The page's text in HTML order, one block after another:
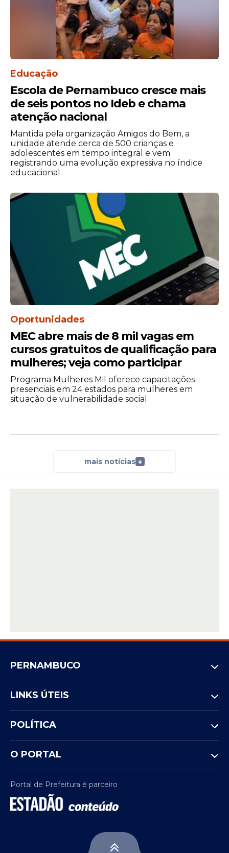
Educação
Escola de Pernambuco cresce mais
de seis pontos no Ideb e chama
atenção nacional
Mantida pela organização Amigos do Bem, a
unidade atende cerca de 500 crianças e
adolescentes em tempo integral e vem
registrando uma evolução expressiva no índice
educacional.
Oportunidades
MEC abre mais de 8 mil vagas em
cursos gratuitos de qualificação para
mulheres; veja como participar
Programa Mulheres Mil oferece capacitações
presenciais em 24 estados para mulheres em
situação de vulnerabilidade social.
mais notícias +
PERNAMBUCO
LINKS ÚTEIS
POLÍTICA
O PORTAL
Portal de Prefeitura é parceiro